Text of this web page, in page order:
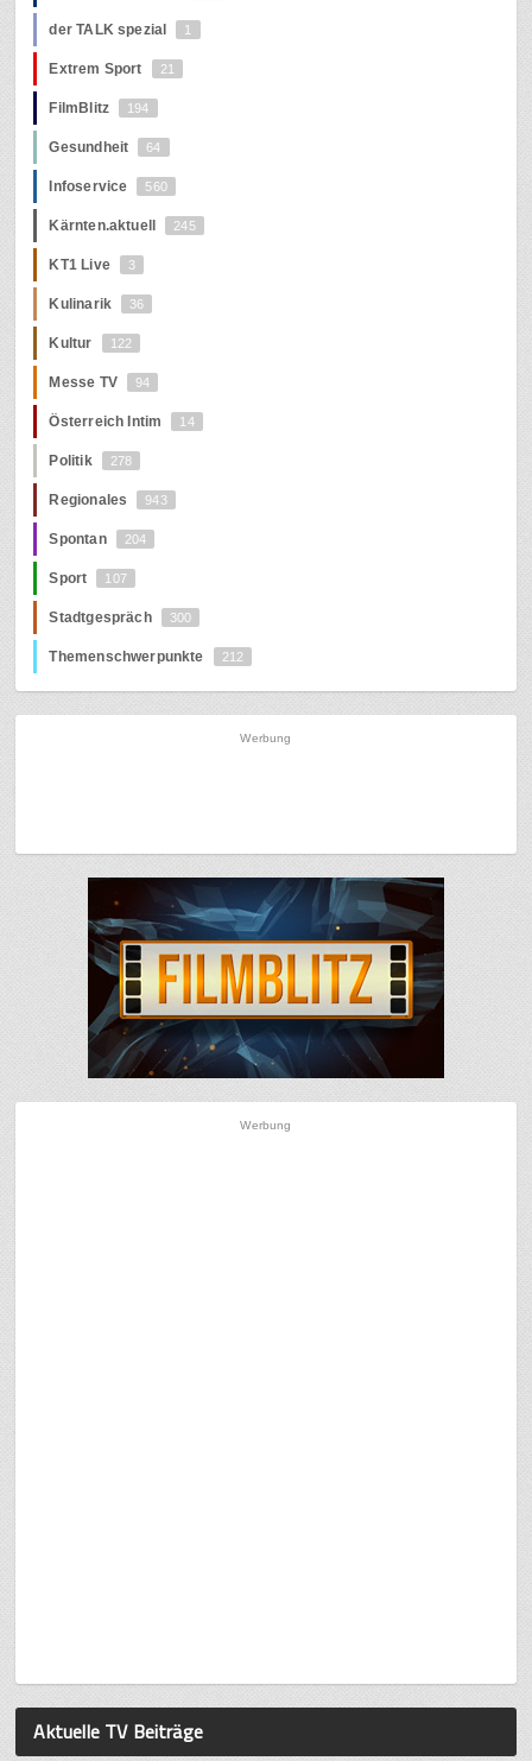
der TALK spezial 1
Extrem Sport 21
FilmBlitz 194
Gesundheit 64
Infoservice 560
Kärnten.aktuell 245
KT1 Live 3
Kulinarik 36
Kultur 122
Messe TV 94
Österreich Intim 14
Politik 278
Regionales 943
Spontan 204
Sport 107
Stadtgespräch 300
Themenschwerpunkte 212
Werbung
Werbung
Aktuelle TV Beiträge